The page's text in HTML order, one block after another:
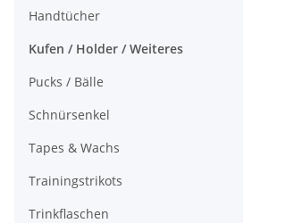
Handtücher
Kufen / Holder / Weiteres
Pucks / Bälle
Schnürsenkel
Tapes & Wachs
Trainingstrikots
Trinkflaschen